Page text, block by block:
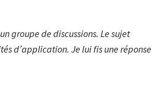
groupe de discussions. Le sujet
d’application. Je lui fis une réponse